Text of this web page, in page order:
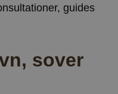
guides
sover